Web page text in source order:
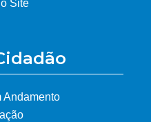
Site
Andamento